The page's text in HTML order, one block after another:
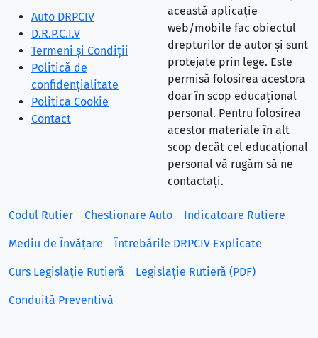
Auto DRPCIV
D.R.P.C.I.V
Termeni și Condiții
Politică de
confidențialitate
Politica Cookie
Contact
această aplicație
web/mobile fac obiectul
drepturilor de autor și sunt
protejate prin lege. Este
permisă folosirea acestora
doar în scop educațional
personal. Pentru folosirea
acestor materiale în alt
scop decât cel educațional
personal vă rugăm să ne
contactați.
Codul Rutier Chestionare Auto Indicatoare Rutiere
Mediu de Învățare Întrebările DRPCIV Explicate
Curs Legislație Rutieră Legislație Rutieră (PDF)
Conduită Preventivă